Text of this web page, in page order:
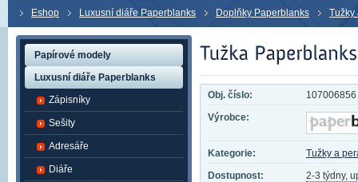
Eshop Luxusní diáře Paperblanks Doplňky Paperblanks Tužky
Obj. číslo:
107006856
Výrobce:
Kategorie:
Tužky a
Dostupnost:
2-3 týdny,
Papírové modely
Luxusní diáře Paperblanks
Zápisníky
Sešity
Adresáře
Diáře